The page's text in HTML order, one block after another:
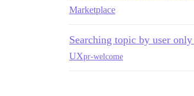
Marketplace
Searching topic by user
UXpr-welcome